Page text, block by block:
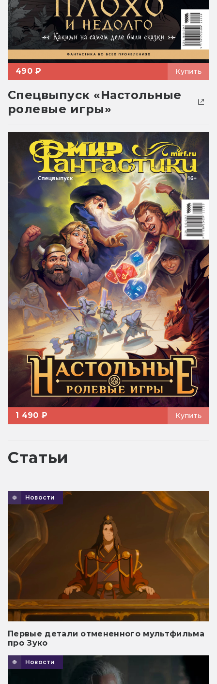
490 ₽ Купить
Спецвыпуск «Настольные
ролевые игры»
1 490 ₽ Купить
Статьи
Новости
Первые детали отмененного мультфильма
про Зуко
Новости